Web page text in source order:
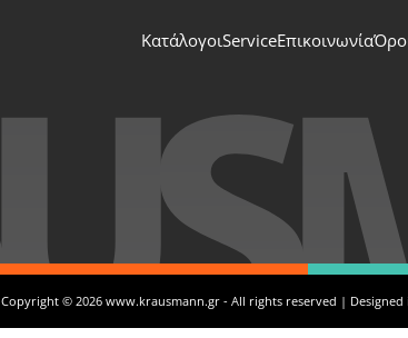
ΚατάλογοιServiceΕπικοινωνία
Copyright © 2026 www.krausmann.gr - All rights reserved |